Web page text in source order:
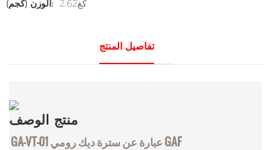
الوزن (كجم):
كغ2.62
تفاصيل المنتج
منتج الوصف
GA-VT-01 عبارة عن سترة ديك رومي GAF